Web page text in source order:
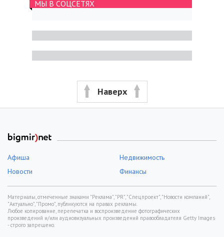
Топ-новости по: Просмотрам
Трегубова показала ягодицы и бюст
в купальнике на Сардинии
31 июля, 21:36
операции
31 июля, 18:04
Не кофе или энергетики: Никитюк
поведала, как бодрит себя в
МЫ В СОЦСЕТЯХ